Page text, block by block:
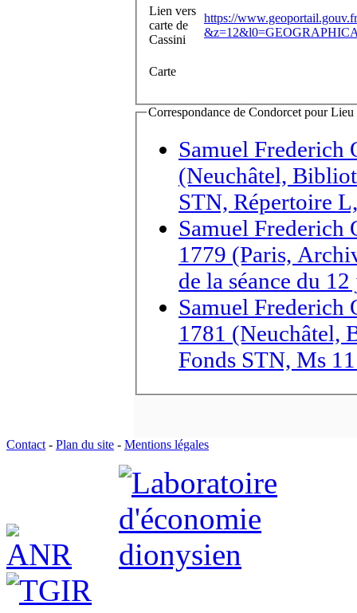
Lien vers
carte de
Cassini
https://
Carte
Correspondance de Condorcet pour
Samuel Frederich
(Neuchâtel,
STN, Répertoire
Samuel Frederich
1779 (Paris,
de la séance du
Samuel Frederich
1781 (Neuchâtel,
Fonds STN, Ms
Contact- Plan du site - Mentions légales